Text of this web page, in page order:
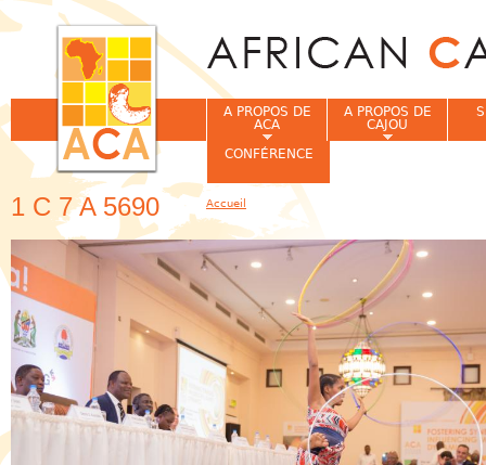
1 C 7 A 5690
A PROPOS DE
ACA
A PROPOS DE
CAJOU
CONFÉRENCE
Vous êtes ici
Accueil